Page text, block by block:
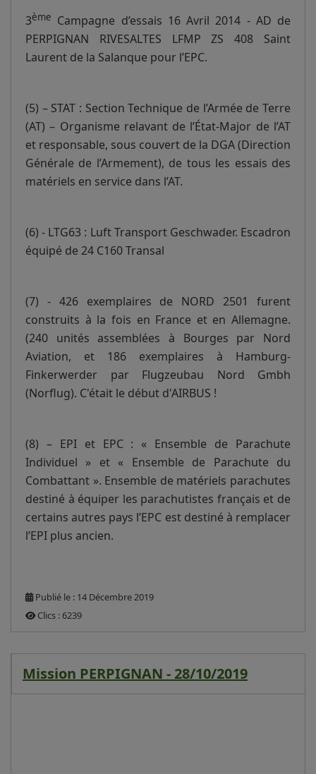
3ème Campagne d’essais 16 Avril 2014 - AD de
PERPIGNAN RIVESALTES LFMP ZS 408 Saint
Laurent de la Salanque pour l’EPC.
(5) – STAT : Section Technique de l’Armée de Terre
(AT) – Organisme relavant de l’État-Major de l’AT
et responsable, sous couvert de la DGA (Direction
Générale de l’Armement), de tous les essais des
matériels en service dans l’AT.
(6) - LTG63 : Luft Transport Geschwader. Escadron
équipé de 24 C160 Transal
(7) - 426 exemplaires de NORD 2501 furent
construits à la fois en France et en Allemagne.
(240 unités assemblées à Bourges par Nord
Aviation, et 186 exemplaires à Hamburg-
Finkerwerder par Flugzeubau Nord Gmbh
(Norflug). C'était le début d'AIRBUS !
(8) – EPI et EPC : « Ensemble de Parachute
Individuel » et « Ensemble de Parachute du
Combattant ». Ensemble de matériels parachutes
destiné à équiper les parachutistes français et de
certains autres pays l’EPC est destiné à remplacer
l’EPI plus ancien.
Publié le : 14 Décembre 2019
Clics : 6239
Mission PERPIGNAN - 28/10/2019